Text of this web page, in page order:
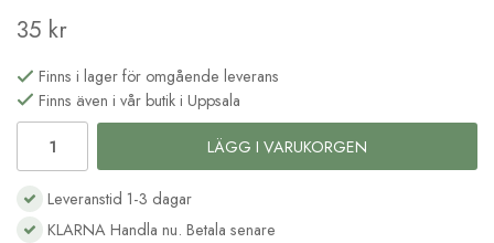
35 kr
Finns i lager för omgående leverans
Finns även i vår butik i Uppsala
LÄGG I VARUKORGEN
Leveranstid 1-3 dagar
KLARNA Handla nu. Betala senare